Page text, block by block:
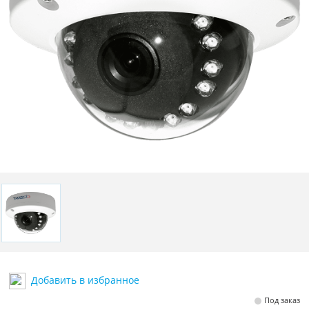
Добавить в избранное
Под заказ